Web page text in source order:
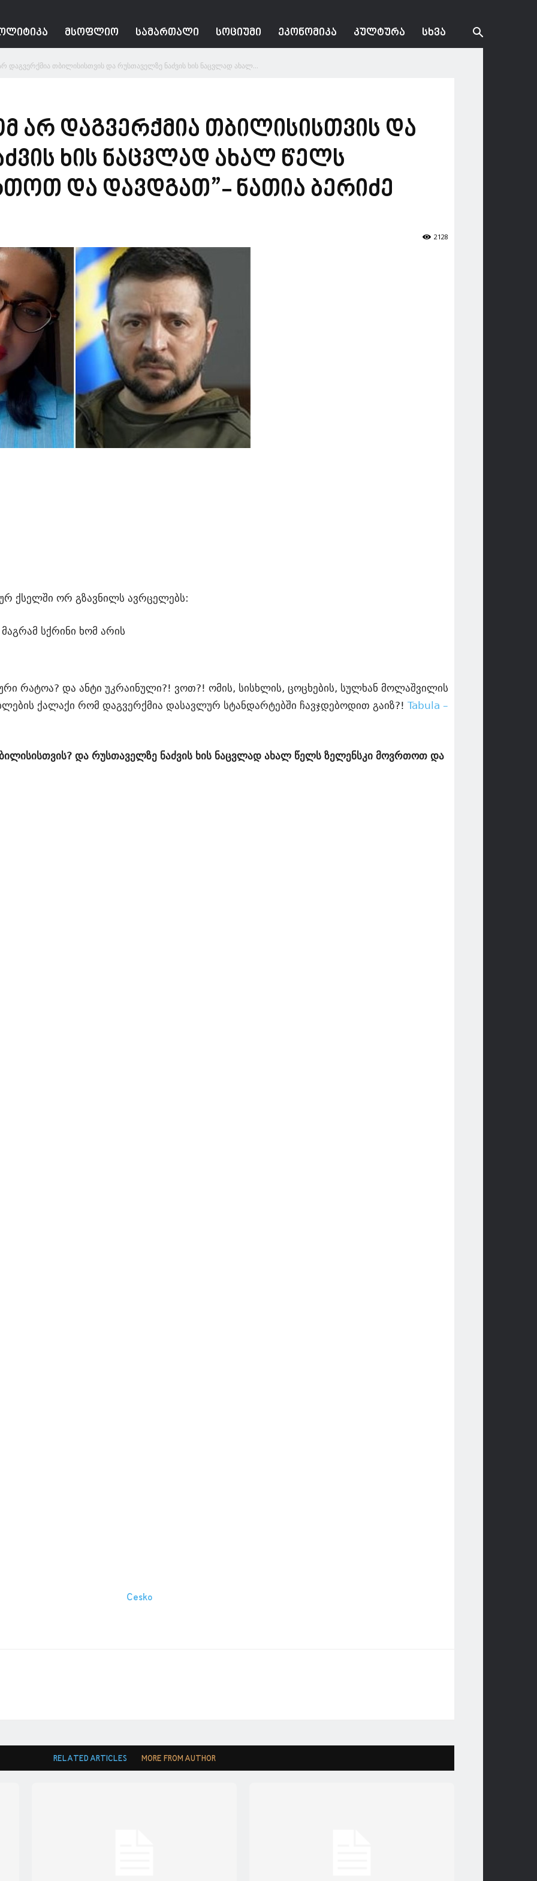
ᲛᲡᲝᲤᲚᲘᲝ ᲡᲐᲛᲐᲠᲗᲐᲚᲘ ᲡᲝᲪᲘᲣᲛᲘ ᲔᲙᲝᲜᲝᲛᲘᲙᲐ ᲙᲣᲚᲢᲣᲠᲐ ᲡᲮᲕᲐ
არ დაგვერქმია თბილისისთვის და რუსთაველზე ნაძვის ხის ნაცვლად ახალ...
არ დაგვერქმია თბილისისთვის და
ხის ნაცვლად ახალ წელს
და დავდგათ”- ნათია ბერიძე
2128
ქსელში ორ გზავნილს ავრცელებს:
სქრინი ხომ არის
რატოა? და ანტი უკრაინული?! ვოთ?! ომის, სისხლის, ცოცხების, სულხან მოლაშვილის
ქალაქი რომ დაგვერქმია დასავლურ სტანდარტებში ჩავჯდებოდით გაიზ?! Tabula –
და რუსთაველზე ნაძვის ხის ნაცვლად ახალ წელს ზელენსკი მოვრთოთ და
RELATED ARTICLES MORE FROM AUTHOR